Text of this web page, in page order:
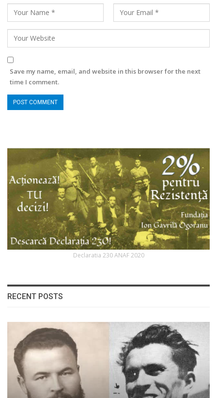
Save my name, email, and website in this browser for the next
time I comment.
Declaratia 230 ANAF 2020
RECENT POSTS